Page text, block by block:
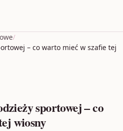
/
– co warto mieć w szafie tej
sportowej – co
wiosny